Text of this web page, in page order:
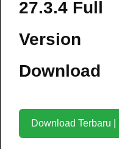
27.3.4 Full
Version
Download